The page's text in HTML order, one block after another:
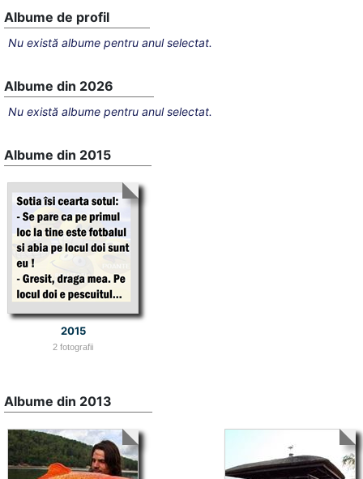
Albume de profil
Nu există albume pentru anul selectat.
Albume din 2026
Nu există albume pentru anul selectat.
Albume din 2015
2015
2 fotografii
Albume din 2013